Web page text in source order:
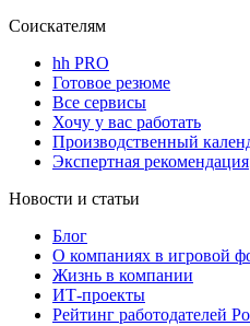
Соискателям
hh PRO
Готовое резюме
Все сервисы
Хочу у вас работать
Производственный
Экспертная рекомендация
Новости и статьи
Блог
О компаниях в игровой
Жизнь в компании
ИТ-проекты
Рейтинг работодателей